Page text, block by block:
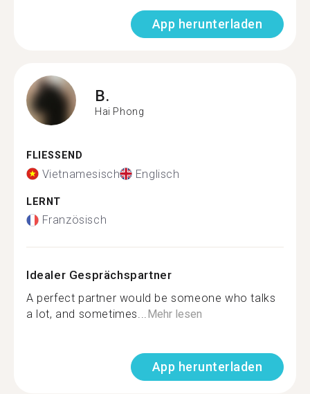
App herunterladen
B.
Hai Phong
FLIESSEND
Vietnamesisch Englisch
LERNT
Französisch
Idealer Gesprächspartner
A perfect partner would be someone who talks
a lot, and sometimes...Mehr lesen
App herunterladen